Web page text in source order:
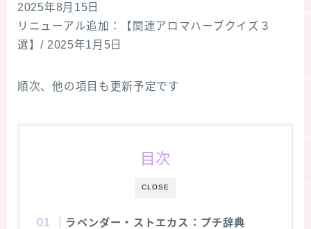
おすすめ商品＆レビュー
★スペシャルアロマハーブ４択クイズ (kindle出
2025年8月15日
リニューアル追加：【関連アロマハーブクイズ３
選】/ 2025年1月5日
順次、他の項目も更新予定です
CLOSE
目次
ラベンダー・ストエカス：プチ辞典